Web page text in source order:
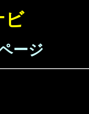
ビ
ージ